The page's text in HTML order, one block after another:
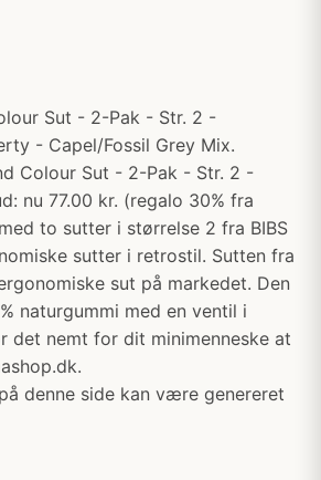
Sut - 2-Pak - Str. 2 -
- Capel/Fossil Grey Mix.
Colour Sut - 2-Pak - Str. 2 -
nu 77.00 kr. (regalo 30% fra
to sutter i størrelse 2 fra BIBS
sutter i retrostil. Sutten fra
sut på markedet. Den
naturgummi med en ventil i
det nemt for dit minimenneske at
denne side kan være genereret